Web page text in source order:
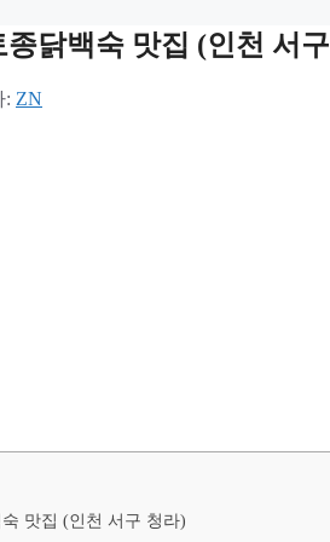
닭백숙 맛집 (인천 서
: ZN
맛집 (인천 서구 청라)